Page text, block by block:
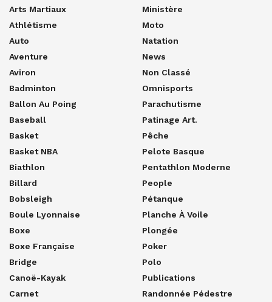
Arts Martiaux
Athlétisme
Auto
Aventure
Aviron
Badminton
Ballon Au Poing
Baseball
Basket
Basket NBA
Biathlon
Billard
Bobsleigh
Boule Lyonnaise
Boxe
Boxe Française
Bridge
Canoë-Kayak
Carnet
Ministère
Moto
Natation
News
Non Classé
Omnisports
Parachutisme
Patinage Art.
Pêche
Pelote Basque
Pentathlon Moderne
People
Pétanque
Planche À Voile
Plongée
Poker
Polo
Publications
Randonnée Pédestre